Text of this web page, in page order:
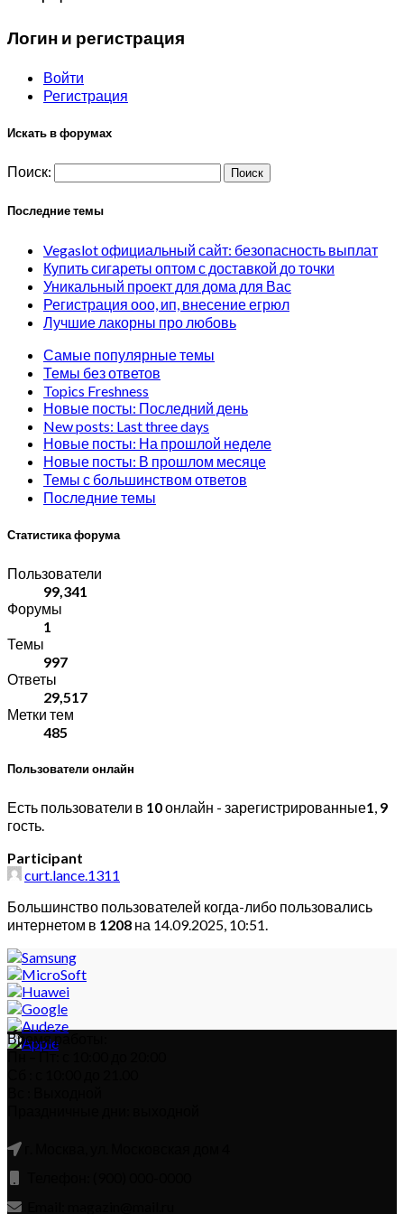
Логин и регистрация
Войти
Регистрация
Искать в форумах
Поиск:
Последние темы
Vegaslot официальный сайт: безопасность выплат
Купить сигареты оптом с доставкой до точки
Уникальный проект для дома для Вас
Регистрация ооо, ип, внесение егрюл
Лучшие лакорны про любовь
Самые популярные темы
Темы без ответов
Topics Freshness
Новые посты: Последний день
New posts: Last three days
Новые посты: На прошлой неделе
Новые посты: В прошлом месяце
Темы с большинством ответов
Последние темы
Статистика форума
Пользователи
99,341
Форумы
1
Темы
997
Ответы
29,517
Метки тем
485
Пользователи онлайн
Есть пользователи в 10онлайн - зарегистрированные1, 9
гость.
Participant
curt.lance.1311
Большинство пользователей когда-либо пользовались
интернетом в 1208 на 14.09.2025, 10:51.
Время работы:
Пн – Пт: с 10:00 до 20:00